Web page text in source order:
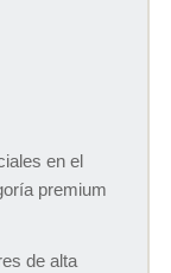
en el
premium
de alta